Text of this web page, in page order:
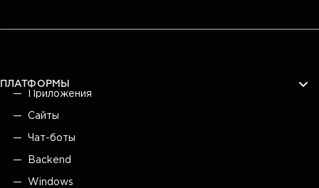
ПЛАТФОРМЫ
Приложения
Сайты
Чат-боты
Backend
Windows